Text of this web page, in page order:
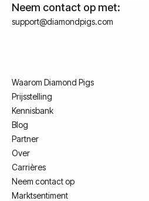
Neem contact op met:
support@diamondpigs.com
Waarom Diamond Pigs
Prijsstelling
Kennisbank
Blog
Partner
Over
Carrières
Neem contact op
Marktsentiment